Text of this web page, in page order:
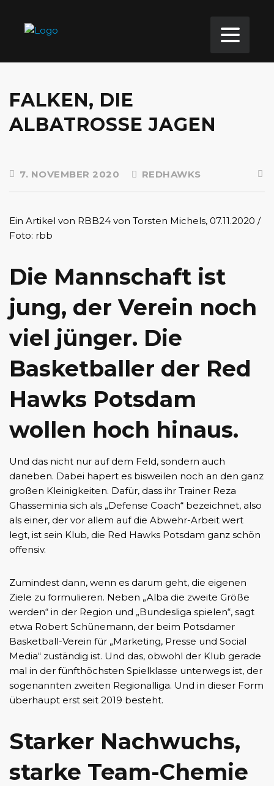
FALKEN, DIE
ALBATROSSE JAGEN
7. NOVEMBER 2020 REDHAWKS
Ein Artikel von RBB24 von Torsten Michels, 07.11.2020 /
Foto: rbb
Die Mannschaft ist
jung, der Verein noch
viel jünger. Die
Basketballer der Red
Hawks Potsdam
wollen hoch hinaus.
Und das nicht nur auf dem Feld, sondern auch
daneben. Dabei hapert es bisweilen noch an den ganz
großen Kleinigkeiten. Dafür, dass ihr Trainer Reza
Ghasseminia sich als „Defense Coach“ bezeichnet, also
als einer, der vor allem auf die Abwehr-Arbeit wert
legt, ist sein Klub, die Red Hawks Potsdam ganz schön
offensiv.
Zumindest dann, wenn es darum geht, die eigenen
Ziele zu formulieren. Neben „Alba die zweite Größe
werden“ in der Region und „Bundesliga spielen“, sagt
etwa Robert Schünemann, der beim Potsdamer
Basketball-Verein für „Marketing, Presse und Social
Media“ zuständig ist. Und das, obwohl der Klub gerade
mal in der fünfthöchsten Spielklasse unterwegs ist, der
sogenannten zweiten Regionalliga. Und in dieser Form
überhaupt erst seit 2019 besteht.
Starker Nachwuchs,
starke Team-Chemie